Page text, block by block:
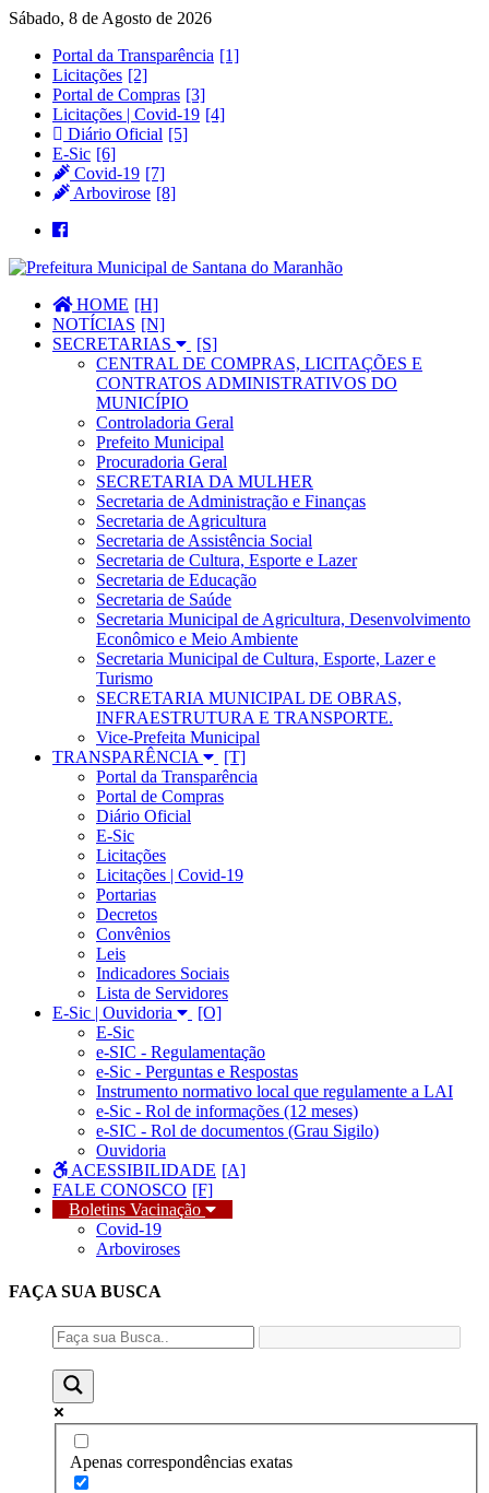
Sábado, 8 de Agosto de 2026
Portal da Transparência
Licitações
Portal de Compras
Licitações | Covid-19
Diário Oficial
E-Sic
Covid-19
Arbovirose
HOME
NOTÍCIAS
SECRETARIAS
CENTRAL DE COMPRAS, LICITAÇÕES E
CONTRATOS ADMINISTRATIVOS DO
MUNICÍPIO
Controladoria Geral
Prefeito Municipal
Procuradoria Geral
SECRETARIA DA MULHER
Secretaria de Administração e Finanças
Secretaria de Agricultura
Secretaria de Assistência Social
Secretaria de Cultura, Esporte e Lazer
Secretaria de Educação
Secretaria de Saúde
Secretaria Municipal de Agricultura, Desenvolvimento
Econômico e Meio Ambiente
Secretaria Municipal de Cultura, Esporte, Lazer e
Turismo
SECRETARIA MUNICIPAL DE OBRAS,
INFRAESTRUTURA E TRANSPORTE.
Vice-Prefeita Municipal
TRANSPARÊNCIA
Portal da Transparência
Portal de Compras
Diário Oficial
E-Sic
Licitações
Licitações | Covid-19
Portarias
Decretos
Convênios
Leis
Indicadores Sociais
Lista de Servidores
E-Sic | Ouvidoria
E-Sic
e-SIC - Regulamentação
e-Sic - Perguntas e Respostas
Instrumento normativo local que regulamente a LAI
e-Sic - Rol de informações (12 meses)
e-SIC - Rol de documentos (Grau Sigilo)
Ouvidoria
ACESSIBILIDADE
FALE CONOSCO
Boletins Vacinação
Covid-19
Arboviroses
FAÇA SUA BUSCA
Apenas correspondências exatas